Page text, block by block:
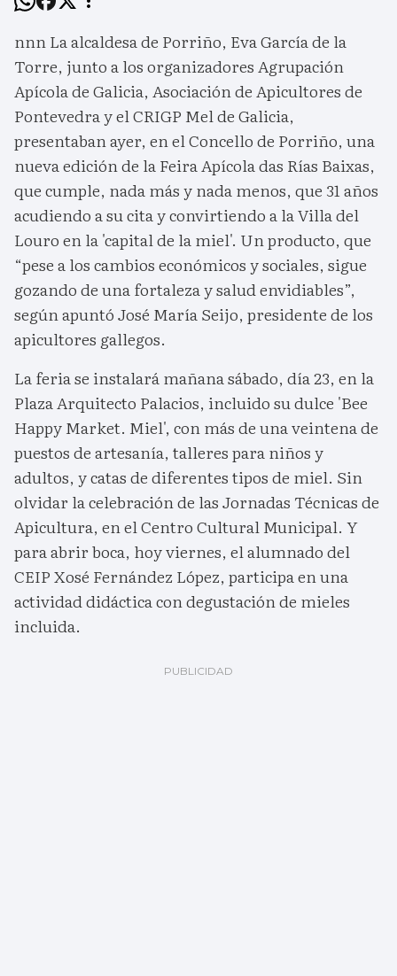
nnn La alcaldesa de Porriño, Eva García de la
Torre, junto a los organizadores Agrupación
Apícola de Galicia, Asociación de Apicultores de
Pontevedra y el CRIGP Mel de Galicia,
presentaban ayer, en el Concello de Porriño, una
nueva edición de la Feira Apícola das Rías Baixas,
que cumple, nada más y nada menos, que 31 años
acudiendo a su cita y convirtiendo a la Villa del
Louro en la 'capital de la miel'. Un producto, que
“pese a los cambios económicos y sociales, sigue
gozando de una fortaleza y salud envidiables”,
según apuntó José María Seijo, presidente de los
apicultores gallegos.
La feria se instalará mañana sábado, día 23, en la
Plaza Arquitecto Palacios, incluido su dulce 'Bee
Happy Market. Miel', con más de una veintena de
puestos de artesanía, talleres para niños y
adultos, y catas de diferentes tipos de miel. Sin
olvidar la celebración de las Jornadas Técnicas de
Apicultura, en el Centro Cultural Municipal. Y
para abrir boca, hoy viernes, el alumnado del
CEIP Xosé Fernández López, participa en una
actividad didáctica con degustación de mieles
incluida.